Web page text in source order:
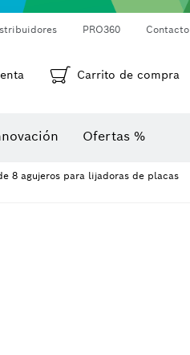
PRO360 Contacto
Carrito de compra
Ofertas %
8 agujeros para lijadoras de placas